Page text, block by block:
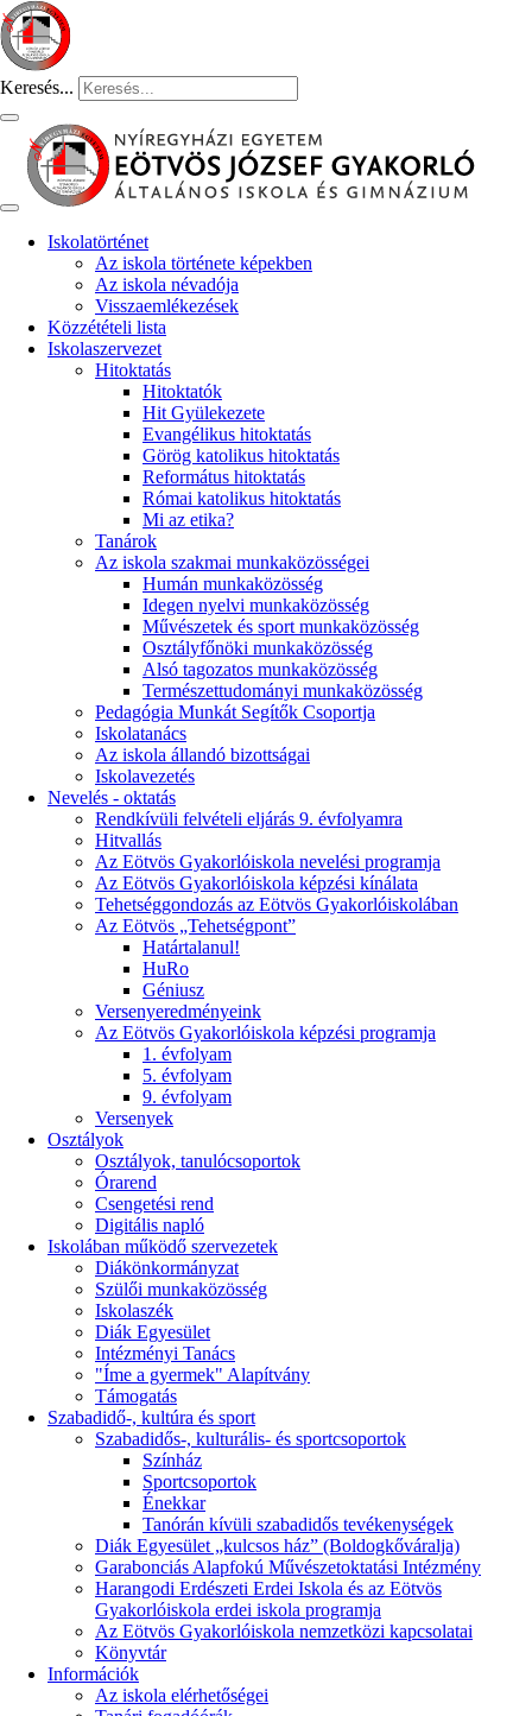
Keresés...
Iskolatörténet
Az iskola története képekben
Az iskola névadója
Visszaemlékezések
Közzétételi lista
Iskolaszervezet
Hitoktatás
Hitoktatók
Hit Gyülekezete
Evangélikus hitoktatás
Görög katolikus hitoktatás
Református hitoktatás
Római katolikus hitoktatás
Mi az etika?
Tanárok
Az iskola szakmai munkaközösségei
Humán munkaközösség
Idegen nyelvi munkaközösség
Művészetek és sport munkaközösség
Osztályfőnöki munkaközösség
Alsó tagozatos munkaközösség
Természettudományi munkaközösség
Pedagógia Munkát Segítők Csoportja
Iskolatanács
Az iskola állandó bizottságai
Iskolavezetés
Nevelés - oktatás
Rendkívüli felvételi eljárás 9. évfolyamra
Hitvallás
Az Eötvös Gyakorlóiskola nevelési programja
Az Eötvös Gyakorlóiskola képzési kínálata
Tehetséggondozás az Eötvös Gyakorlóiskolában
Az Eötvös „Tehetségpont”
Határtalanul!
HuRo
Géniusz
Versenyeredményeink
Az Eötvös Gyakorlóiskola képzési programja
1. évfolyam
5. évfolyam
9. évfolyam
Versenyek
Osztályok
Osztályok, tanulócsoportok
Órarend
Csengetési rend
Digitális napló
Iskolában működő szervezetek
Diákönkormányzat
Szülői munkaközösség
Iskolaszék
Diák Egyesület
Intézményi Tanács
"Íme a gyermek" Alapítvány
Támogatás
Szabadidő-, kultúra és sport
Szabadidős-, kulturális- és sportcsoportok
Színház
Sportcsoportok
Énekkar
Tanórán kívüli szabadidős tevékenységek
Diák Egyesület „kulcsos ház” (Boldogkőváralja)
Garabonciás Alapfokú Művészetoktatási Intézmény
Harangodi Erdészeti Erdei Iskola és az Eötvös
Gyakorlóiskola erdei iskola programja
Az Eötvös Gyakorlóiskola nemzetközi kapcsolatai
Könyvtár
Információk
Az iskola elérhetőségei